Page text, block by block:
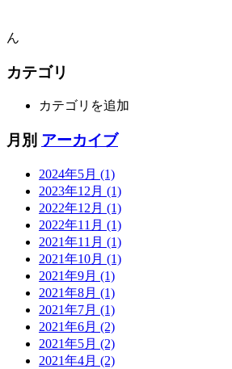
沼ｚi・・
カテゴリ
カテゴリを追加
月別 アーカイブ
2024年5月 (1)
2023年12月 (1)
2022年12月 (1)
2022年11月 (1)
2021年11月 (1)
2021年10月 (1)
2021年9月 (1)
2021年8月 (1)
2021年7月 (1)
2021年6月 (2)
2021年5月 (2)
2021年4月 (2)